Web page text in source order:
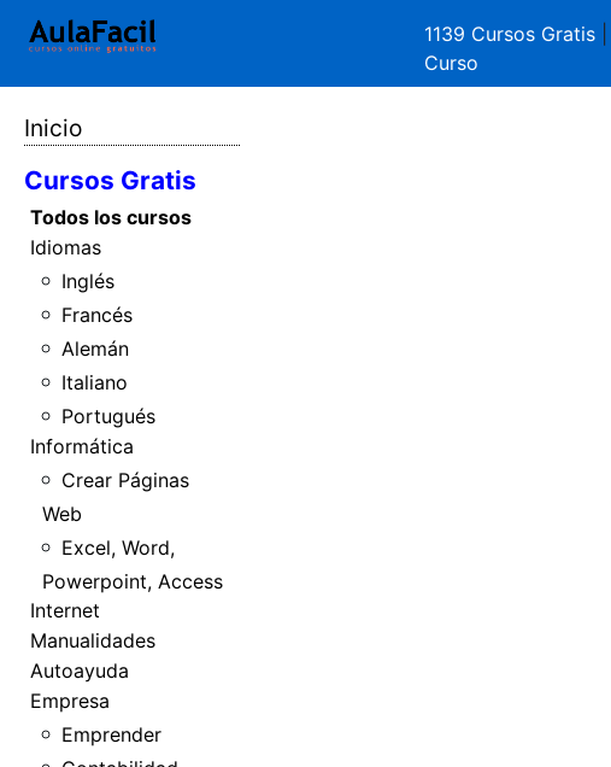
1139 Cursos Gratis
Curso
Inicio
Cursos Gratis
Todos los cursos
Idiomas
Inglés
Francés
Alemán
Italiano
Portugués
Informática
Crear Páginas
Web
Excel, Word,
Powerpoint, Access
Internet
Manualidades
Autoayuda
Empresa
Emprender